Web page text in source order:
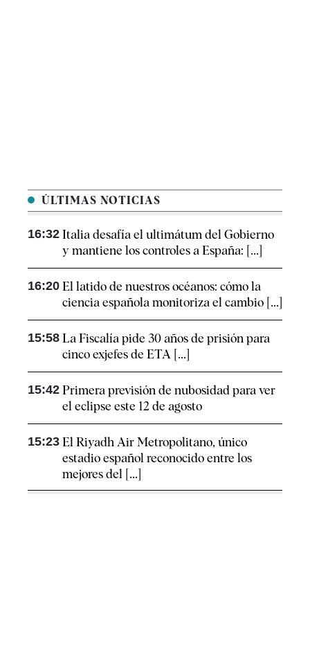
ÚLTIMAS NOTICIAS
16:32 Italia desafía el ultimátum del Gobierno
y mantiene los controles a España: [...]
16:20 El latido de nuestros océanos: cómo la
ciencia española monitoriza el cambio [...]
15:58 La Fiscalía pide 30 años de prisión para
cinco exjefes de ETA [...]
15:42 Primera previsión de nubosidad para ver
el eclipse este 12 de agosto
15:23 El Riyadh Air Metropolitano, único
estadio español reconocido entre los
mejores del [...]